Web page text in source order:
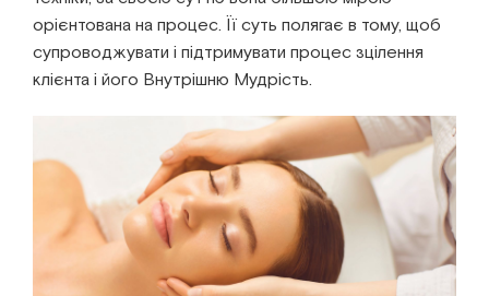
орієнтована на процес. Її суть полягає в тому, щоб
супроводжувати і підтримувати процес зцілення
клієнта і його Внутрішню Мудрість.